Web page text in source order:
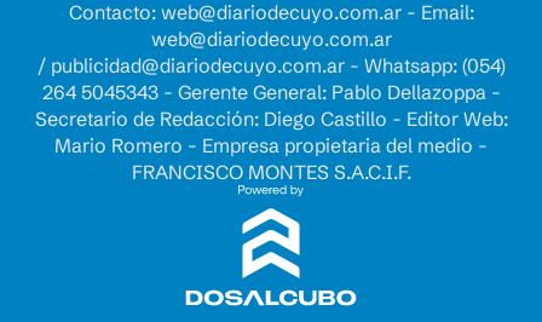
Contacto: web@diariodecuyo.com.ar- Email:
web@diariodecuyo.com.ar
/ publicidad@diariodecuyo.com.ar- Whatsapp: (054)
264 5045343 - Gerente General: Pablo Dellazoppa -
Secretario de Redacción: Diego Castillo - Editor Web:
Mario Romero - Empresa propietaria del medio -
FRANCISCO MONTES S.A.C.I.F.